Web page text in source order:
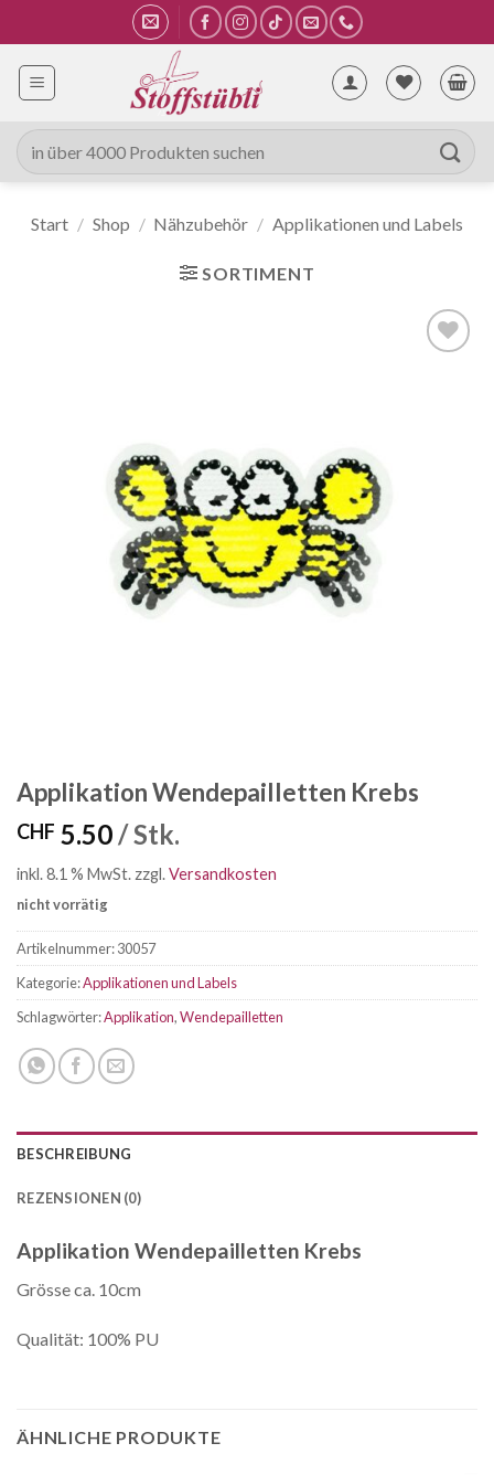
Inhalt
springen
Suche
nach:
Start / Shop / Nähzubehör / Applikationen und Labels
SORTIMENT
Applikation Wendepailletten Krebs
CHF 5.50/ Stk.
inkl. 8.1 % MwSt. zzgl.Versandkosten
nicht vorrätig
Artikelnummer:30057
Kategorie:Applikationen und Labels
Schlagwörter:Applikation,Wendepailletten
BESCHREIBUNG
REZENSIONEN (0)
Applikation Wendepailletten Krebs
Grösse ca. 10cm
Qualität: 100% PU
ÄHNLICHE PRODUKTE